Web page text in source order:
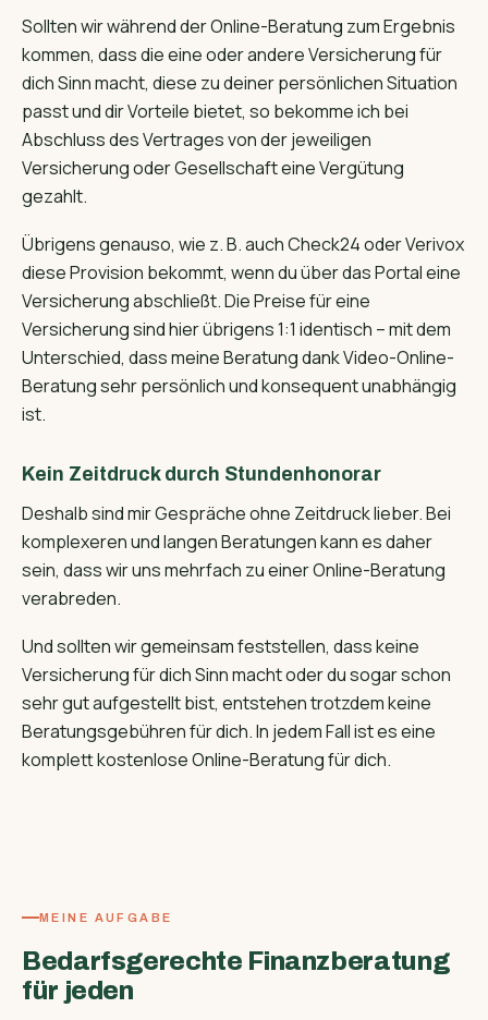
Sollten wir während der Online-Beratung zum Ergebnis
kommen, dass die eine oder andere Versicherung für
dich Sinn macht, diese zu deiner persönlichen Situation
passt und dir Vorteile bietet, so bekomme ich bei
Abschluss des Vertrages von der jeweiligen
Versicherung oder Gesellschaft eine Vergütung
gezahlt.
Übrigens genauso, wie z. B. auch Check24 oder Verivox
diese Provision bekommt, wenn du über das Portal eine
Versicherung abschließt. Die Preise für eine
Versicherung sind hier übrigens 1:1 identisch – mit dem
Unterschied, dass meine Beratung dank Video-Online-
Beratung sehr persönlich und konsequent unabhängig
ist.
Kein Zeitdruck durch Stundenhonorar
Deshalb sind mir Gespräche ohne Zeitdruck lieber. Bei
komplexeren und langen Beratungen kann es daher
sein, dass wir uns mehrfach zu einer Online-Beratung
verabreden.
Und sollten wir gemeinsam feststellen, dass keine
Versicherung für dich Sinn macht oder du sogar schon
sehr gut aufgestellt bist, entstehen trotzdem keine
Beratungsgebühren für dich. In jedem Fall ist es eine
komplett kostenlose Online-Beratung für dich.
MEINE AUFGABE
Bedarfsgerechte Finanzberatung
für jeden